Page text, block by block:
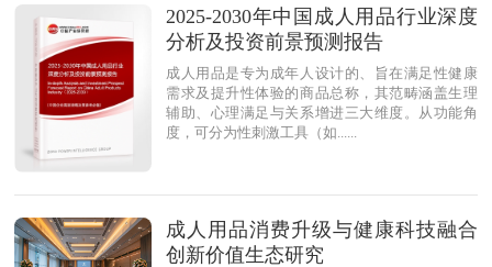
2025-2030年中国成人用品行业深度
分析及投资前景预测报告
成人用品是专为成年人设计的、旨在满足性健康
需求及提升性体验的商品总称，其范畴涵盖生理
辅助、心理满足与关系增进三大维度。从功能角
度，可分为性刺激工具（如......
成人用品消费升级与健康科技融合
创新价值生态研究